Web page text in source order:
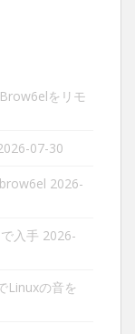
をリモ
07-30
2026-
入手 2026-
Linuxの音を